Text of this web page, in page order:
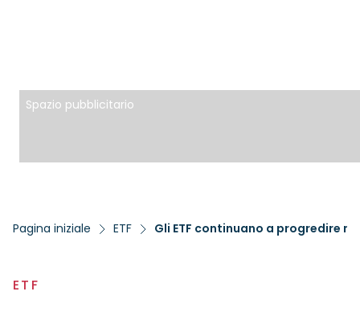
Spazio pubblicitario
Pagina iniziale ETF
ETF